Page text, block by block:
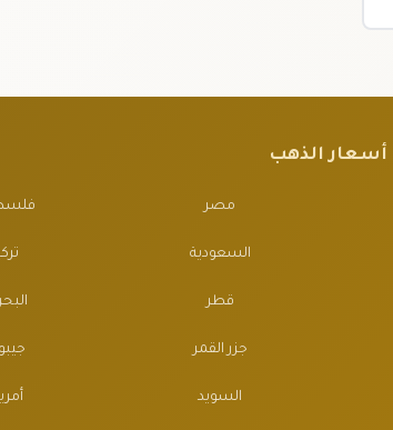
أسعار الذهب
مصر
السعودية
قطر
جزر القمر
السويد